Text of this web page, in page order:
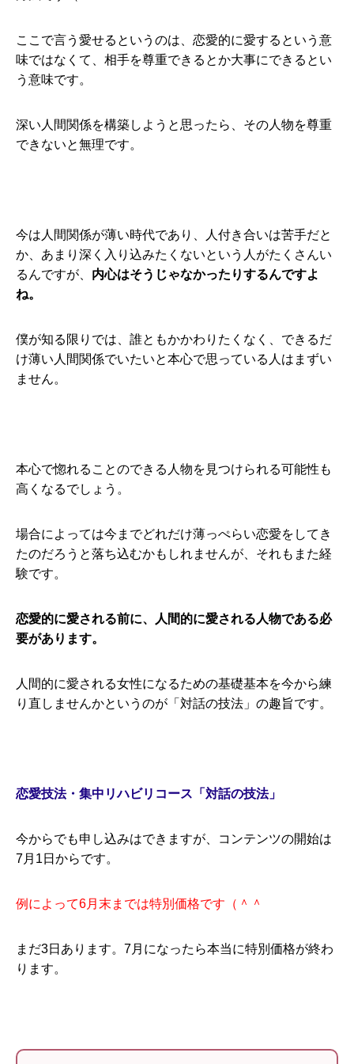
ここで言う愛せるというのは、恋愛的に愛するという意
味ではなくて、相手を尊重できるとか大事にできるとい
う意味です。
深い人間関係を構築しようと思ったら、その人物を尊重
できないと無理です。
今は人間関係が薄い時代であり、人付き合いは苦手だと
か、あまり深く入り込みたくないという人がたくさんい
るんですが、 内心はそうじゃなかったりするんですよ
ね。
僕が知る限りでは、誰ともかかわりたくなく、できるだ
け薄い人間関係でいたいと本心で思っている人はまずい
ません。
本心で惚れることのできる人物を見つけられる可能性も
高くなるでしょう。
場合によっては今までどれだけ薄っぺらい恋愛をしてき
たのだろうと落ち込むかもしれませんが、それもまた経
験です。
恋愛的に愛される前に、人間的に愛される人物である必
要があります。
人間的に愛される女性になるための基礎基本を今から練
り直しませんかというのが「対話の技法」の趣旨です。
恋愛技法・集中リハビリコース「対話の技法」
今からでも申し込みはできますが、コンテンツの開始は
7月1日からです。
例によって6月末までは特別価格です（＾＾
まだ3日あります。7月になったら本当に特別価格が終わ
ります。